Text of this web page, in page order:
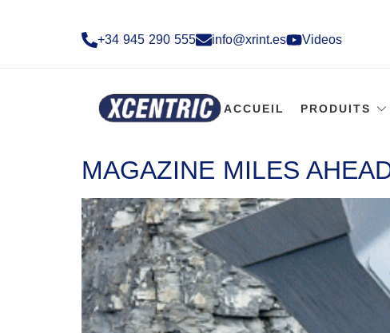
+34 945 290 555​ info@xrint.es Videos
ACCUEIL PRODUITS
MAGAZINE MILES